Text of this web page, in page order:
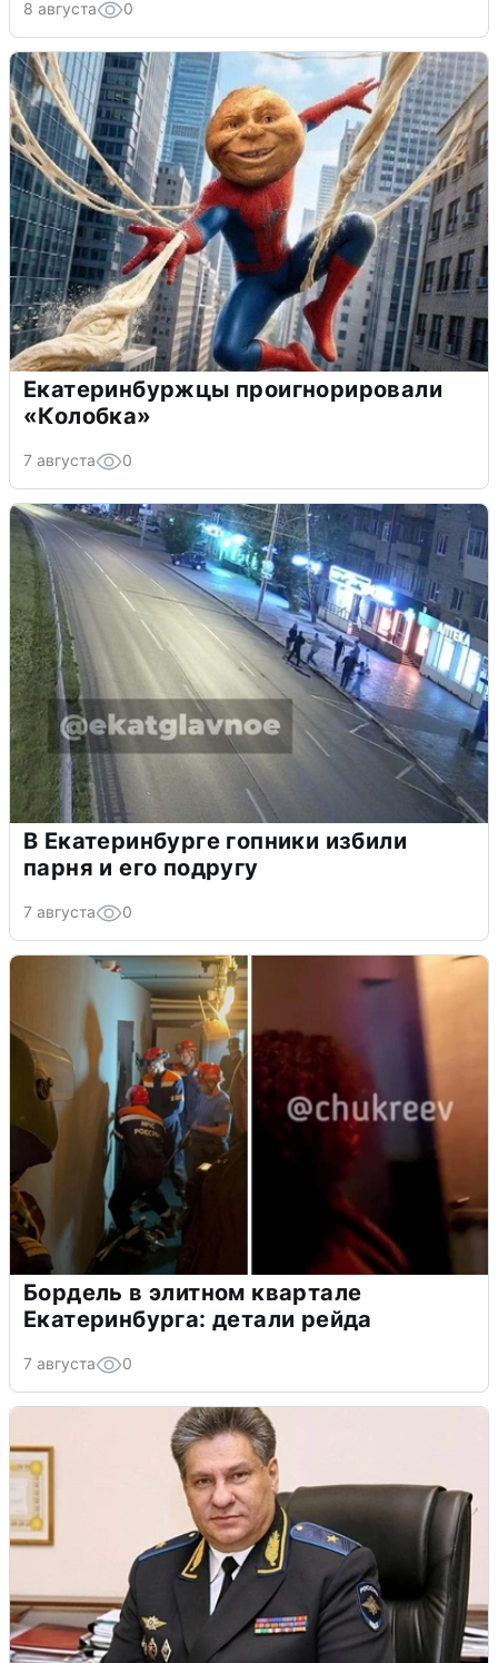
8 августа 0
Екатеринбуржцы проигнорировали
«Колобка»
7 августа 0
В Екатеринбурге гопники избили
парня и его подругу
7 августа 0
Бордель в элитном квартале
Екатеринбурга: детали рейда
7 августа 0